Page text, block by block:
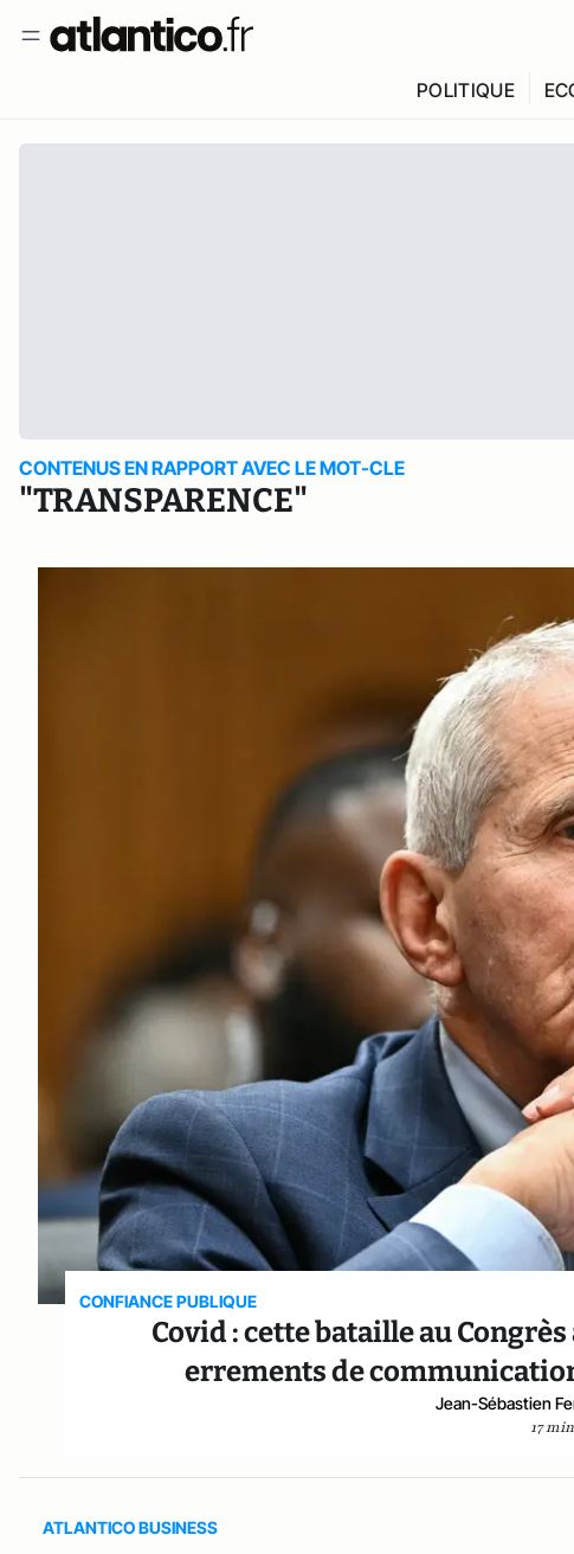
POLITIQUE
CONTENUS EN RAPPORT AVEC LE MOT-CLE
"TRANSPARENCE"
CONFIANCE PUBLIQUE
Covid : cette bataille au
errements de
Jean-Sébastien
17
ATLANTICO BUSINESS